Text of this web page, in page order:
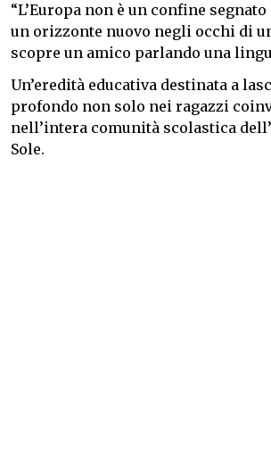
“L’Europa non è un confine
un orizzonte nuovo negli occhi di
scopre un amico parlando una
Un’eredità educativa destinata a
profondo non solo nei ragazzi
nell’intera comunità scolastica
Sole.